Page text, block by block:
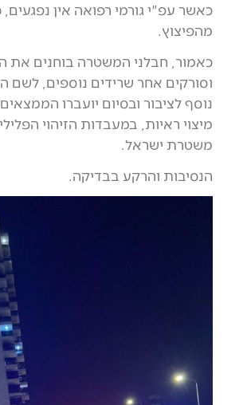
כאשר עפ"י גורמי רפואה אין
מהפיצוץ.
כאמור, חבלני המשטרה בוחנים את
וסורקים אחר שרידים נוספים, לשם
נוסף לציבור ובסיום יועברו
מיצוי ראיות, במעבדות הזיהוי
משטרת ישראל.
הנסיבות והרקע בבדיקה.